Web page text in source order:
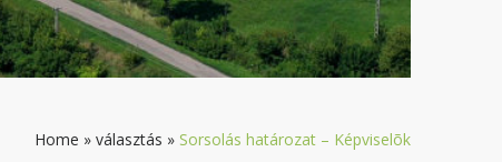
Home » választás » Sorsolás határozat – Képviselõk